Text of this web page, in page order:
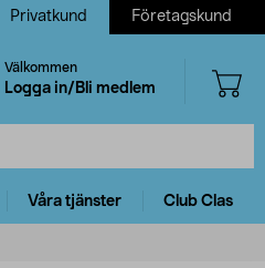
Privatkund Företagskund
Välkommen
Logga in/Bli medlem
Våra tjänster Club Clas